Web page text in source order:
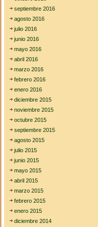
septiembre 2016
agosto 2016
julio 2016
junio 2016
mayo 2016
abril 2016
marzo 2016
febrero 2016
enero 2016
diciembre 2015
noviembre 2015
octubre 2015
septiembre 2015
agosto 2015
julio 2015
junio 2015
mayo 2015
abril 2015
marzo 2015
febrero 2015
enero 2015
diciembre 2014